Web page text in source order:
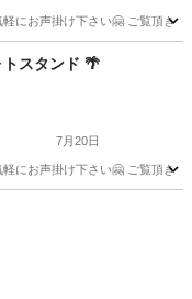
にお声掛け下さい🤗 ご覧頂
物 置物
スタンド 🌴
7月20日
にお声掛け下さい🤗 ご覧頂
物